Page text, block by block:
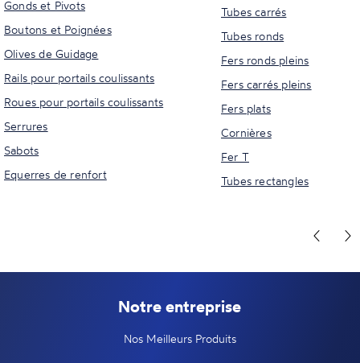
Gonds et Pivots
Boutons et Poignées
Olives de Guidage
Rails pour portails coulissants
Roues pour portails coulissants
Serrures
Sabots
Equerres de renfort
Tubes carrés
Tubes ronds
Fers ronds pleins
Fers carrés pleins
Fers plats
Cornières
Fer T
Tubes rectangles
Notre entreprise
Nos Meilleurs Produits